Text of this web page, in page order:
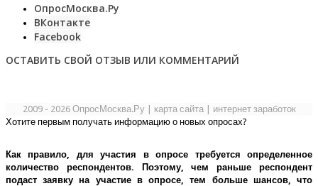
ОпросМосква.Ру
ВКонтакте
Facebook
ОСТАВИТЬ СВОЙ ОТЗЫВ ИЛИ КОММЕНТАРИЙ
2009 - 2026 ОпросМосква.Ру| карта сайта| интернет заработок
Хотите первым получать информацию о новых опросах?
Как правило, для участия в опросе требуется определенное
количество респондентов. Поэтому, чем раньше респондент
подаст заявку на участие в опросе, тем больше шансов, что